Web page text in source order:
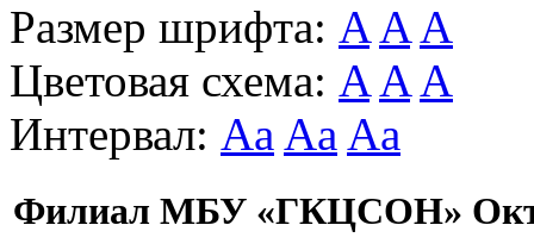
Размер шрифта: A A A
Цветовая схема: A A A
Интервал: Aa Aa Aa
Филиал МБУ «ГКЦСОН»